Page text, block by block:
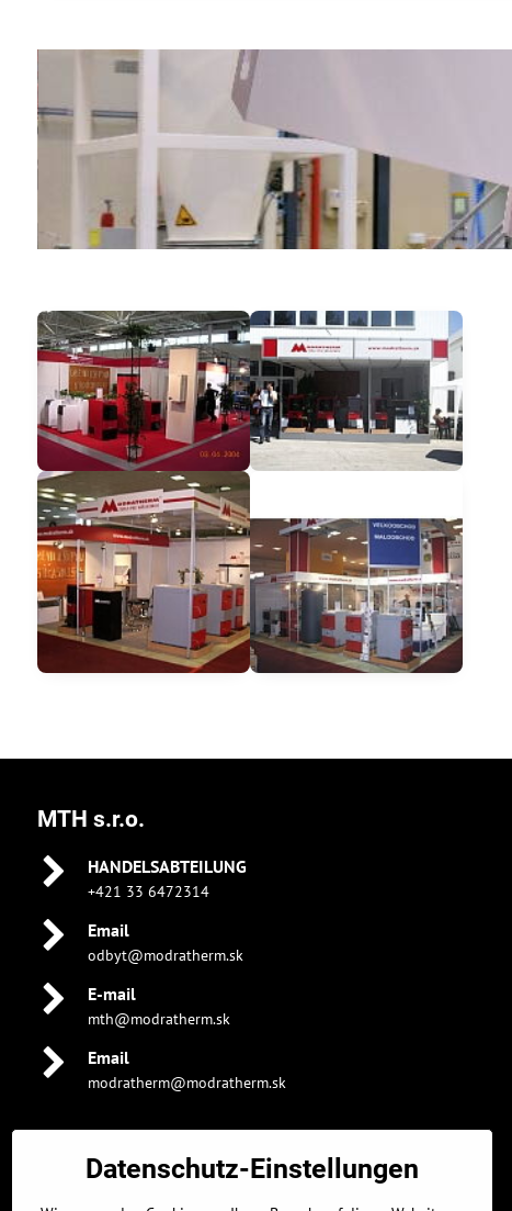
MTH s.r.o.
HANDELSABTEILUNG
+421 33 6472314
Email
odbyt@modratherm.sk
E-mail
mth@modratherm.sk
Email
modratherm@modratherm.sk
Datenschutz-Einstellungen